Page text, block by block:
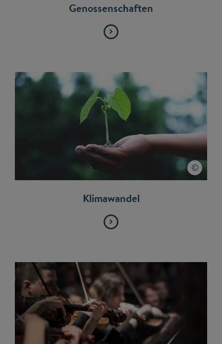
Genossenschaften
Klimawandel